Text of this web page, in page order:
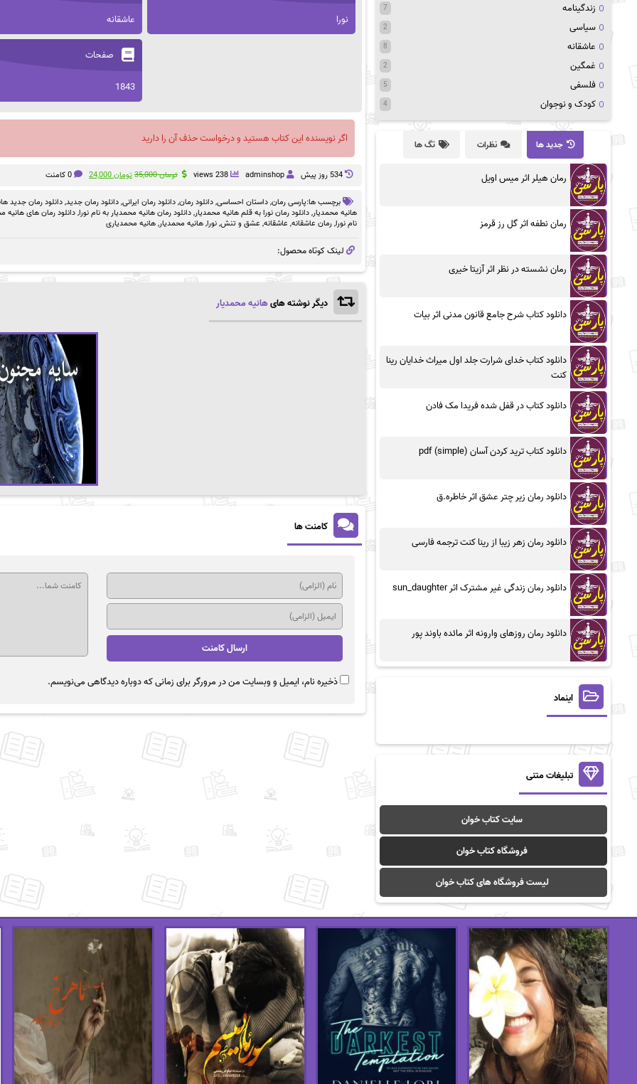
نورا عاشقانه
صفحات
1843
اگر نویسنده این کتاب هستید و درخواست حذف آن را دارید
534 روز پيش adminshop
238 views تومان35,000
قیمت
بود.
تومان24,000
قیمت
است.
0 کامنت
برچسب ها:پارسی رمان,داستان احساسی,دانلود رمان,دانلود رمان ایرانی,دانلود رمان جدید,دانلود رمان جدید
هانیه محمدیار,دانلود رمان نورا به قلم هانیه محمدیار,دانلود رمان هانیه محمدیار به نام نورا,دانلود رمان های هانیه
نام نورا,رمان عاشقانه, عاشقانه, عشق و تنش,نورا,هانیه محمدیار,هانیه محمدیاری
لینک کوتاه محصول:
دیگر نوشته هایهانیه محمدیار
کامنت ها
ذخیره نام، ایمیل و وبسایت من در مرورگر برای زمانی که دوباره دیدگاهی می‌نویسم.
زندگینامه 7
سیاسی 2
عاشقانه 8
غمگین 2
فلسفی 5
کودک و نوجوان 4
جدید ها نظرات تگ ها
رمان هیلر اثر میس اویل
رمان نطفه اثر گل رز قرمز
رمان نشسته در نظر اثر آزیتا خیری
دانلود کتاب شرح جامع قانون مدنی اثر بیات
دانلود کتاب خدای شرارت جلد اول میراث خدایان رینا
کنت
دانلود کتاب در قفل شده فریدا مک فادن
دانلود کتاب ترید کردن آسان (simple) pdf
دانلود رمان زیر چتر عشق اثر خاطره.ق
دانلود رمان زهر زیبا از رینا کنت ترجمه فارسی
دانلود رمان زندگی غیر مشترک اثر sun_daughter
دانلود رمان روزهای وارونه اثر مائده باوند پور
اینماد
تبلیغات متنی
سایت کتاب خوان
فروشگاه کتاب خوان
لیست فروشگاه های کتاب خوان